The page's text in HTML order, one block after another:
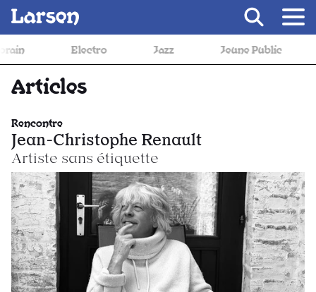
Jeune Public
Articles
Rencontre
Jean-Christophe Renault
Artiste sans étiquette